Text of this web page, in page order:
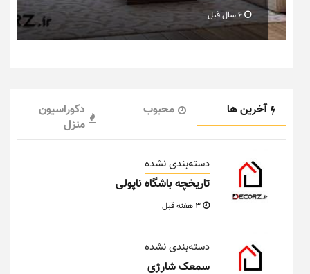
آخرین ها محبوب
دکوراسیون
منزل
دسته‌بندی نشده
تاریخچه باشگاه ناپولی
دسته‌بندی نشده
سمعک شارژی